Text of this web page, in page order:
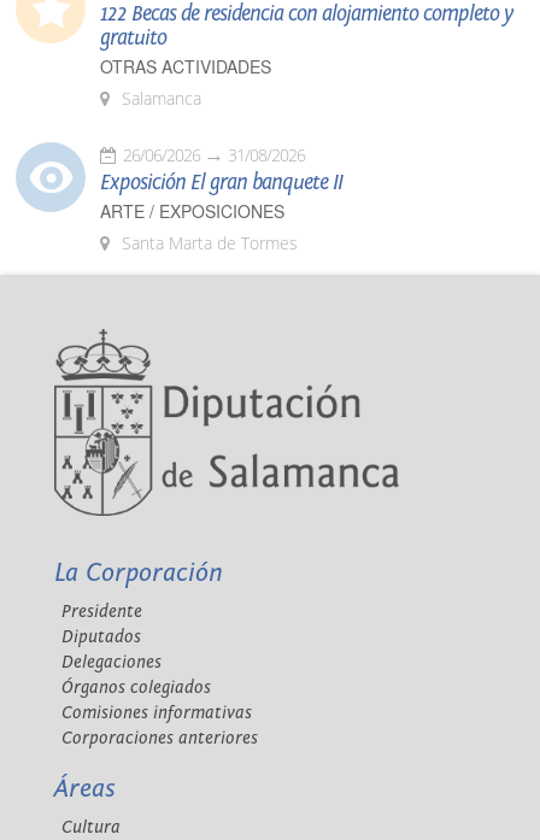
122 Becas de residencia con alojamiento completo y
gratuito
OTRAS ACTIVIDADES
Salamanca
26/06/2026 31/08/2026
Exposición El gran banquete II
ARTE / EXPOSICIONES
Santa Marta de Tormes
La Corporación
Presidente
Diputados
Delegaciones
Órganos colegiados
Comisiones informativas
Corporaciones anteriores
Áreas
Cultura